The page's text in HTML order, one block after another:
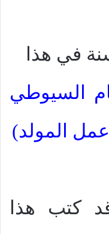
في هذا
السيوطي
المولد)
كتب هذا